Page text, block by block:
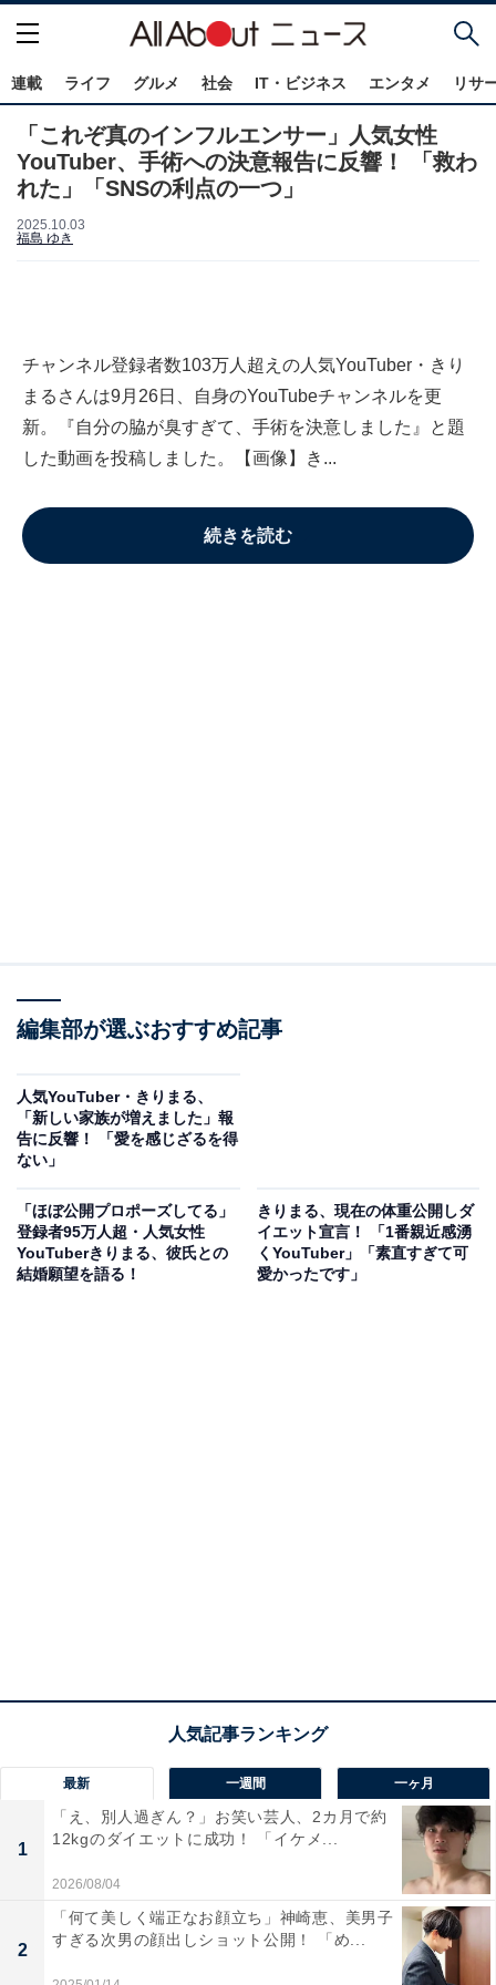
連載 ライフ グルメ 社会 IT・ビジネス エンタメ リサ
「これぞ真のインフルエンサー」人気女性
YouTuber、手術への決意報告に反響！ 「救わ
れた」「SNSの利点の一つ」
2025.10.03
福島 ゆき
チャンネル登録者数103万人超えの人気YouTuber・きり
まるさんは9月26日、自身のYouTubeチャンネルを更
新。『自分の脇が臭すぎて、手術を決意しました』と題
した動画を投稿しました。【画像】き...
続きを読む
編集部が選ぶおすすめ記事
人気YouTuber・きりまる、
「新しい家族が増えました」報
告に反響！ 「愛を感じざるを得
ない」
「ほぼ公開プロポーズしてる」
登録者95万人超・人気女性
YouTuberきりまる、彼氏との
結婚願望を語る！
きりまる、現在の体重公開しダ
イエット宣言！ 「1番親近感湧
くYouTuber」「素直すぎて可
愛かったです」
最新 一週間 一ヶ月
1
「え、別人過ぎん？」お笑い芸人、2カ月で約
12kgのダイエットに成功！ 「イケメ...
2026/08/04
2
「何て美しく端正なお顔立ち」神崎恵、美男子
すぎる次男の顔出しショット公開！ 「め...